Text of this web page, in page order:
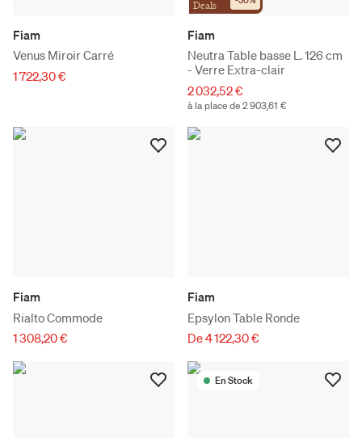
Fiam
Venus Miroir Carré
1 722,30 €
Deals
Fiam
Neutra Table basse L. 126 cm
- Verre Extra-clair
2 032,52 €
à la place de 2 903,61 €
Fiam
Rialto Commode
1 308,20 €
Fiam
Epsylon Table Ronde
De 4 122,30 €
En Stock